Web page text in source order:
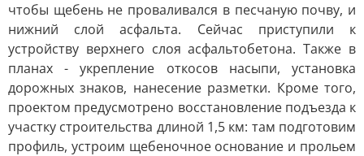
чтобы щебень не проваливался в песчаную почву, и
нижний слой асфальта. Сейчас приступили к
устройству верхнего слоя асфальтобетона. Также в
планах - укрепление откосов насыпи, установка
дорожных знаков, нанесение разметки. Кроме того,
проектом предусмотрено восстановление подъезда к
участку строительства длиной 1,5 км: там подготовим
профиль, устроим щебеночное основание и прольем